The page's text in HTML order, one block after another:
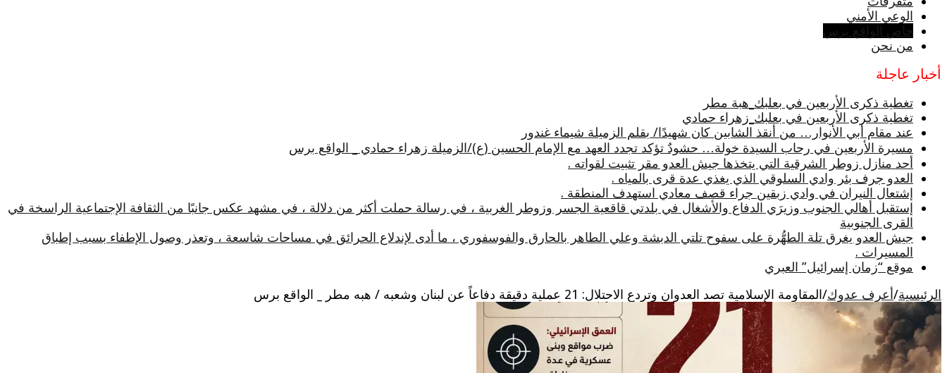
الوعي الأمني
خاص الواقع برس
من نحن
أخبار عاجلة
تغطية ذكرى الأربعين في بعلبك_هبة مطر
تغطية ذكرى الأربعين في بعلبك_زهراء حمادي
عند مقام أبي الأنوار… من أنقذ الشابين كان شهيدًا/ بقلم الزميلة شيماء غندور
مسيرة الأربعين في رحاب السيدة خولة… حشودٌ تؤكد تجدد العهد مع الإمام الحسين (ع)/الزميلة زهراء حمادي _ الواقع برس
أحد منازل زوطر الشرقية التي يتخذها جيش العدو مقر تثبيت لقواته .
العدو جرف بئر وادي السلوقي الذي يغذي عدة قرى بالمياه .
إشتعال النيران في وادي زبقين جراء قصف معادي استهدف المنطقة .
إستقبل أهالي الجنوب وزيرَي الدفاع والأشغال في بلدتي قاقعية الجسر وزوطر الغربية ، في رسالة حملت أكثر من دلالة ، في مشهد عكس جانبًا من الثقافة الإجتماعية الراسخة في
القرى الجنوبية
جيش العدو يغرق تلة الطهُّرة على سفوح تلتي الدبشة وعلي الطاهر بالحارق والفوسفوري ، ما أدى لإندلاع الحرائق في مساحات شاسعة ، وتعذر وصول الإطفاء بسبب إطباق
المسيرات .
موقع “زمان إسرائيل” العبري
الرئيسية/أعرف عدوك/المقاومة الإسلامية تصد العدوان وتردع الاحتلال: 21 عملية دقيقة دفاعاً عن لبنان وشعبه / هبه مطر _ الواقع برس